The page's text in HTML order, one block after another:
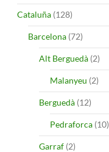
Cataluña (128)
Barcelona (72)
Alt Berguedà (2)
Malanyeu (2)
Berguedà (12)
Pedraforca (10)
Garraf (2)